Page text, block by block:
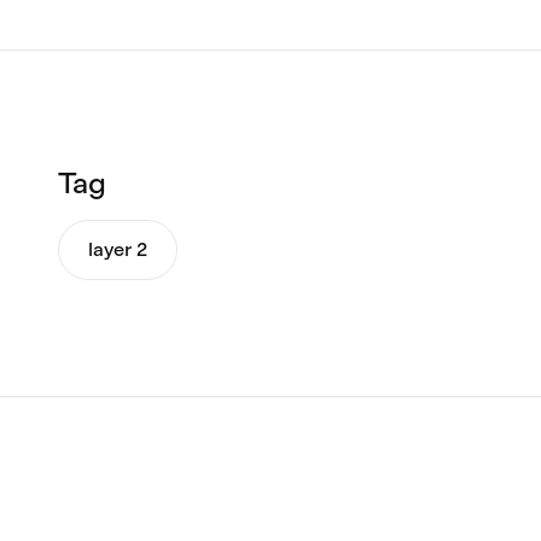
Tag
layer 2